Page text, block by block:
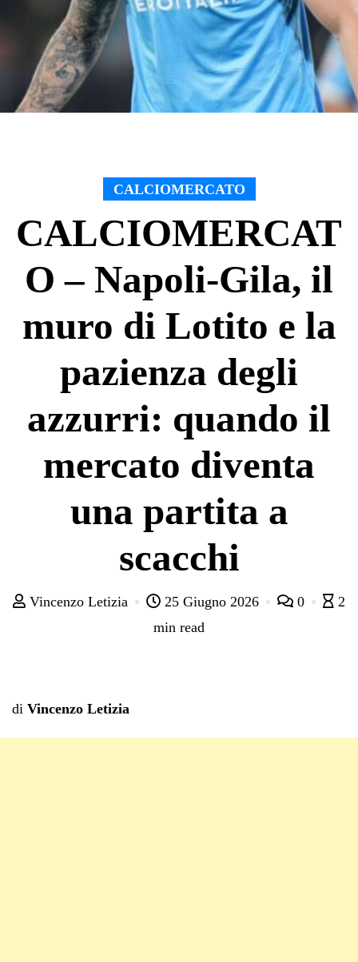
CALCIOMERCATO
CALCIOMERCAT
O – Napoli-Gila, il
muro di Lotito e la
pazienza degli
azzurri: quando il
mercato diventa
una partita a
scacchi
Vincenzo Letizia 25 Giugno 2026 0
2
min read
di Vincenzo Letizia